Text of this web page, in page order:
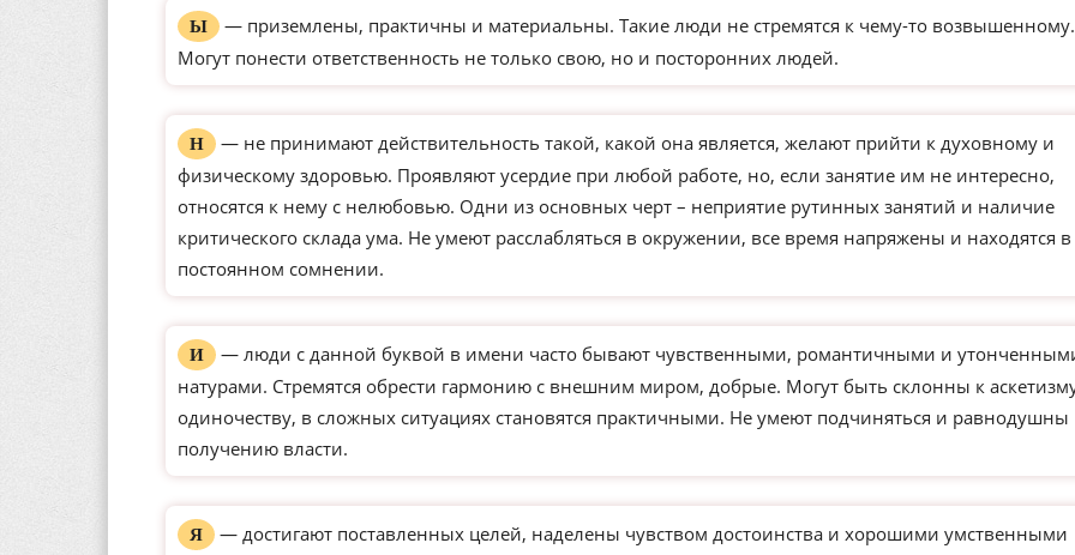
Ы
— приземлены, практичны и материальны. Такие люди не стремятся к чему-то возвышенному.
Могут понести ответственность не только свою, но и посторонних людей.
Н
— не принимают действительность такой, какой она является, желают прийти к духовному и
физическому здоровью. Проявляют усердие при любой работе, но, если занятие им не интересно,
относятся к нему с нелюбовью. Одни из основных черт – неприятие рутинных занятий и наличие
критического склада ума. Не умеют расслабляться в окружении, все время напряжены и находятся в
постоянном сомнении.
И
— люди с данной буквой в имени часто бывают чувственными, романтичными и
натурами. Стремятся обрести гармонию с внешним миром, добрые. Могут быть склонны к
одиночеству, в сложных ситуациях становятся практичными. Не умеют подчиняться и равнодушны
получению власти.
Я
— достигают поставленных целей, наделены чувством достоинства и хорошими умственными